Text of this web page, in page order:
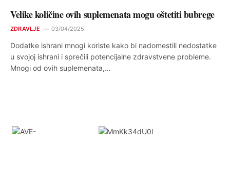
Velike količine ovih suplemenata mogu oštetiti bubrege
ZDRAVLJE 03/04/2025
Dodatke ishrani mnogi koriste kako bi nadomestili nedostatke
u svojoj ishrani i sprečili potencijalne zdravstvene probleme.
Mnogi od ovih suplemenata,…